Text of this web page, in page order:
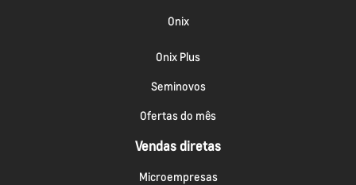
Onix
Onix Plus
Seminovos
Ofertas do mês
Vendas diretas
Microempresas